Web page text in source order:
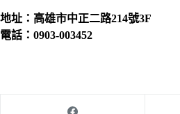
地址：高雄市中正二路214號3F
電話：0903-003452